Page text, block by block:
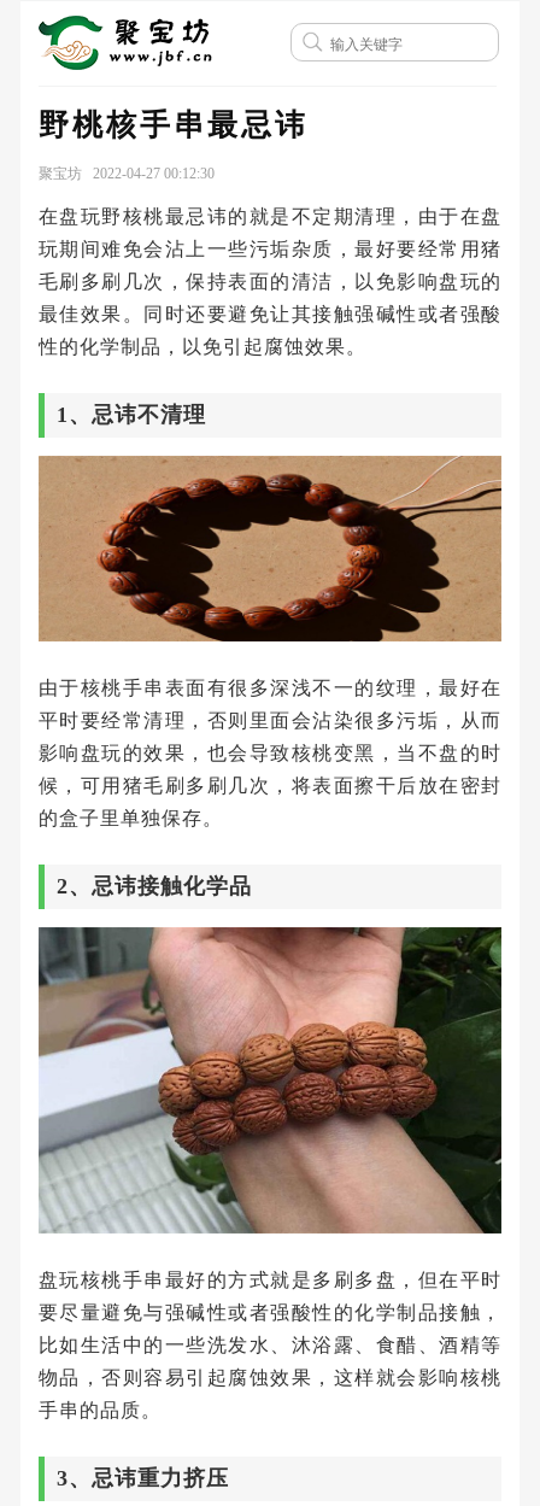
野桃核手串最忌讳
聚宝坊 2022-04-27 00:12:30
在盘玩野核桃最忌讳的就是不定期清理，由于在盘
玩期间难免会沾上一些污垢杂质，最好要经常用猪
毛刷多刷几次，保持表面的清洁，以免影响盘玩的
最佳效果。同时还要避免让其接触强碱性或者强酸
性的化学制品，以免引起腐蚀效果。
1、忌讳不清理
由于核桃手串表面有很多深浅不一的纹理，最好在
平时要经常清理，否则里面会沾染很多污垢，从而
影响盘玩的效果，也会导致核桃变黑，当不盘的时
候，可用猪毛刷多刷几次，将表面擦干后放在密封
的盒子里单独保存。
2、忌讳接触化学品
盘玩核桃手串最好的方式就是多刷多盘，但在平时
要尽量避免与强碱性或者强酸性的化学制品接触，
比如生活中的一些洗发水、沐浴露、食醋、酒精等
物品，否则容易引起腐蚀效果，这样就会影响核桃
手串的品质。
3、忌讳重力挤压